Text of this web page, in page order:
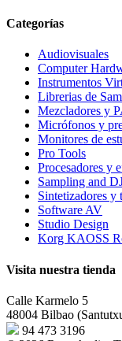
Categorías
Audiovisuales
Computer
Instrumentos
Librerias de
Mezcladores y
Micrófonos y
Monitores de
Pro Tools
Procesadores y
Sampling and
Sintetizadores y
Software AV
Studio Design
Korg KAOSS
Visita nuestra tienda
Calle Karmelo 5
48004 Bilbao
94 473 3196